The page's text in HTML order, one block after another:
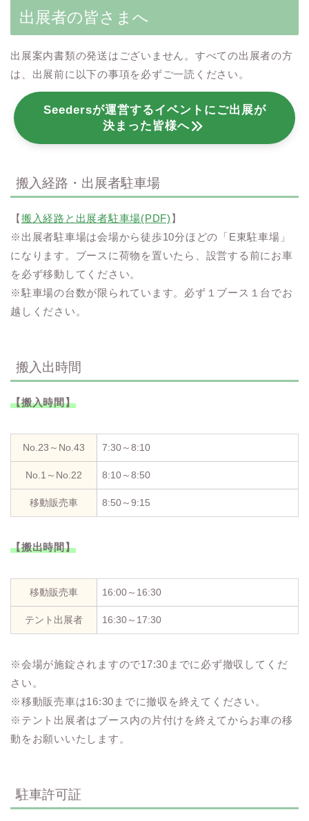
出展者の皆さまへ
出展案内書類の発送はございません。すべての出展者の方
は、出展前に以下の事項を必ずご一読ください。
Seedersが運営するイベントにご出展が
決まった皆様へ
搬入経路・出展者駐車場
【搬入経路と出展者駐車場(PDF) 】
※出展者駐車場は会場から徒歩10分ほどの「E東駐車場」
になります。ブースに荷物を置いたら、設営する前にお車
を必ず移動してください。
※駐車場の台数が限られています。必ず１ブース１台でお
越しください。
搬入出時間
【搬入時間】
No.23～No.43 7:30～8:10
No.1～No.22 8:10～8:50
移動販売車 8:50～9:15
【搬出時間】
移動販売車 16:00～16:30
テント出展者 16:30～17:30
※会場が施錠されますので17:30までに必ず撤収してくだ
さい。
※移動販売車は16:30までに撤収を終えてください。
※テント出展者はブース内の片付けを終えてからお車の移
動をお願いいたします。
駐車許可証